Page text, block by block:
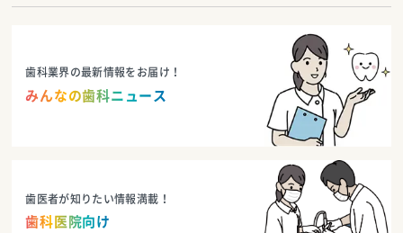
歯科業界の最新情報をお届け！
みんなの歯科ニュース
歯医者が知りたい情報満載！
歯科医院向け